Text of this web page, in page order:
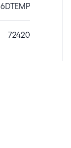
6DTEMP
72420